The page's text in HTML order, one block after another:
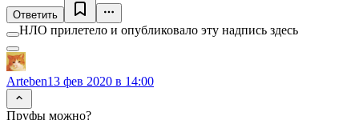
Ответить
НЛО прилетело и опубликовало эту надпись здесь
Arteben13 фев 2020 в 14:00
Пруфы можно?